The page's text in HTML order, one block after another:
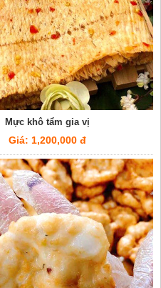
Mực khô tẩm gia vị
Giá: 1,200,000 đ